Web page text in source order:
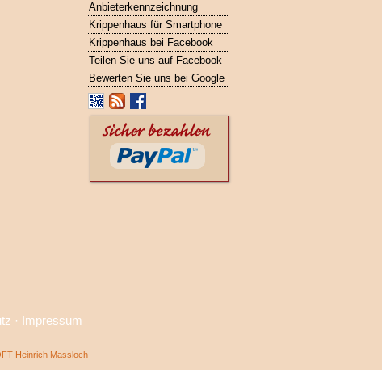
Anbieterkennzeichnung
Krippenhaus für Smartphone
Krippenhaus bei Facebook
Teilen Sie uns auf Facebook
Bewerten Sie uns bei Google
· Impressum
Heinrich Massloch